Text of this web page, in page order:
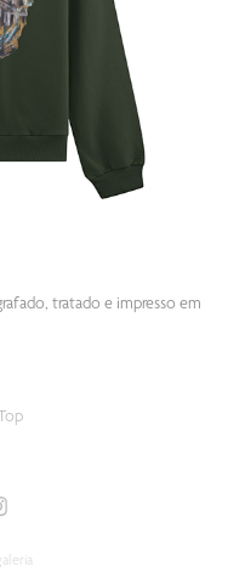
tratado e impresso em